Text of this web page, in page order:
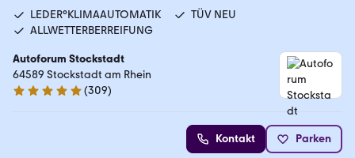
LEDER°KLIMAAUTOMATIK
TÜV NEU
ALLWETTERBERREIFUNG
Autoforum Stockstadt
64589 Stockstadt am Rhein
4.8 Sterne
(309)
Kontakt Parken